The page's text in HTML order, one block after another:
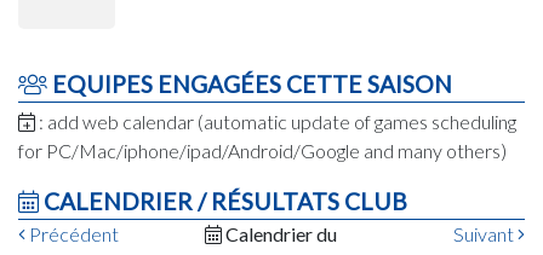
EQUIPES ENGAGÉES CETTE SAISON
: add web calendar (automatic update of games scheduling
for PC/Mac/iphone/ipad/Android/Google and many others)
CALENDRIER / RÉSULTATS CLUB
Précédent
Calendrier du
Suivant